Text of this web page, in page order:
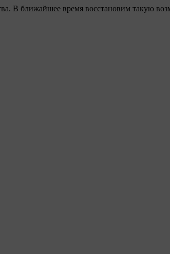
В ближайшее время восстановим такую